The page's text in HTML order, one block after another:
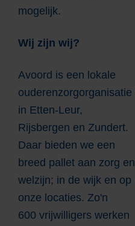
mogelijk.
Wij zijn wij?
Avoord is een lokale
ouderenzorgorganisatie
in Etten-Leur,
Rijsbergen en Zundert.
Daar bieden we een
breed pallet aan zorg en
welzijn; in de wijk en op
onze locaties. Zo'n
600 vrijwilligers werken